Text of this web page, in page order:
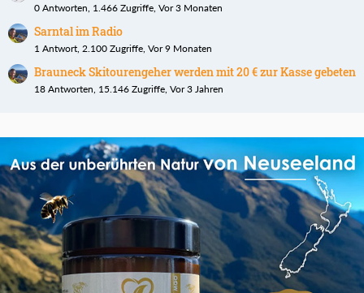
0 Antworten, 1.466 Zugriffe, Vor 3 Monaten
Sarntal im Radio
1 Antwort, 2.100 Zugriffe, Vor 9 Monaten
Brauneck Skitourengeher werden mit 20 € zur Kasse gebeten
18 Antworten, 15.146 Zugriffe, Vor 3 Jahren